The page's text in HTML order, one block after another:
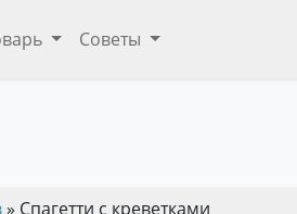
Советы
» Спагетти с креветками